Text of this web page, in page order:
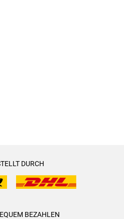
DURCH
BEZAHLEN